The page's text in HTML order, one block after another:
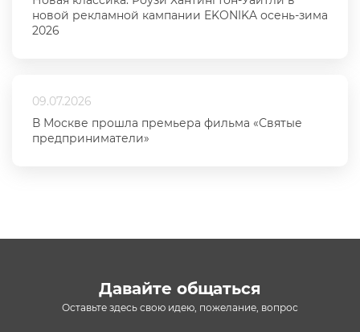
новой рекламной кампании EKONIKA осень-зима
2026
09.07.2026
В Москве прошла премьера фильма «Святые
предприниматели»
Давайте общаться
Оставьте здесь свою идею, пожелание, вопрос